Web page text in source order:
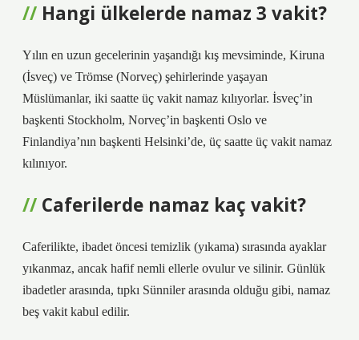
Hangi ülkelerde namaz 3 vakit?
Yılın en uzun gecelerinin yaşandığı kış mevsiminde, Kiruna
(İsveç) ve Trömse (Norveç) şehirlerinde yaşayan
Müslümanlar, iki saatte üç vakit namaz kılıyorlar. İsveç’in
başkenti Stockholm, Norveç’in başkenti Oslo ve
Finlandiya’nın başkenti Helsinki’de, üç saatte üç vakit namaz
kılınıyor.
Caferilerde namaz kaç vakit?
Caferilikte, ibadet öncesi temizlik (yıkama) sırasında ayaklar
yıkanmaz, ancak hafif nemli ellerle ovulur ve silinir. Günlük
ibadetler arasında, tıpkı Sünniler arasında olduğu gibi, namaz
beş vakit kabul edilir.